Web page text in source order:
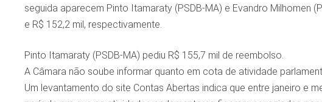
seguida aparecem Pinto Itamaraty (PSDB-MA) e Evandro Milhomen
e R$ 152,2 mil, respectivamente.
Pinto Itamaraty (PSDB-MA) pediu R$ 155,7 mil de reembolso.
A Câmara não soube informar quanto em cota de atividade
Um levantamento do site Contas Abertas indica que entre janeiro e